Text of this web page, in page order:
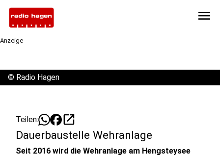
menu
Anzeige
© Radio Hagen
Teilen: open_in_new
Dauerbaustelle Wehranlage
Seit 2016 wird die Wehranlage am Hengsteysee